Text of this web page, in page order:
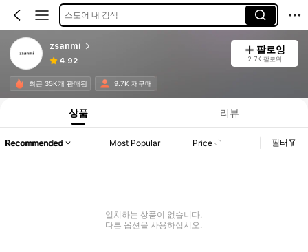
스토어 내 검색
zsanmi
4.92
팔로잉
2.7K 팔로워
최근 35K개 판매됨 9.7K 재구매
상품 리뷰
Recommended Most Popular Price 필터
일치하는 상품이 없습니다.
다른 옵션을 사용하십시오.